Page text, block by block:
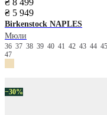
₴ 5 949
Birkenstock NAPLES
Мюли
36 37 38 39 40 41 42 43 44 45
47
−30%